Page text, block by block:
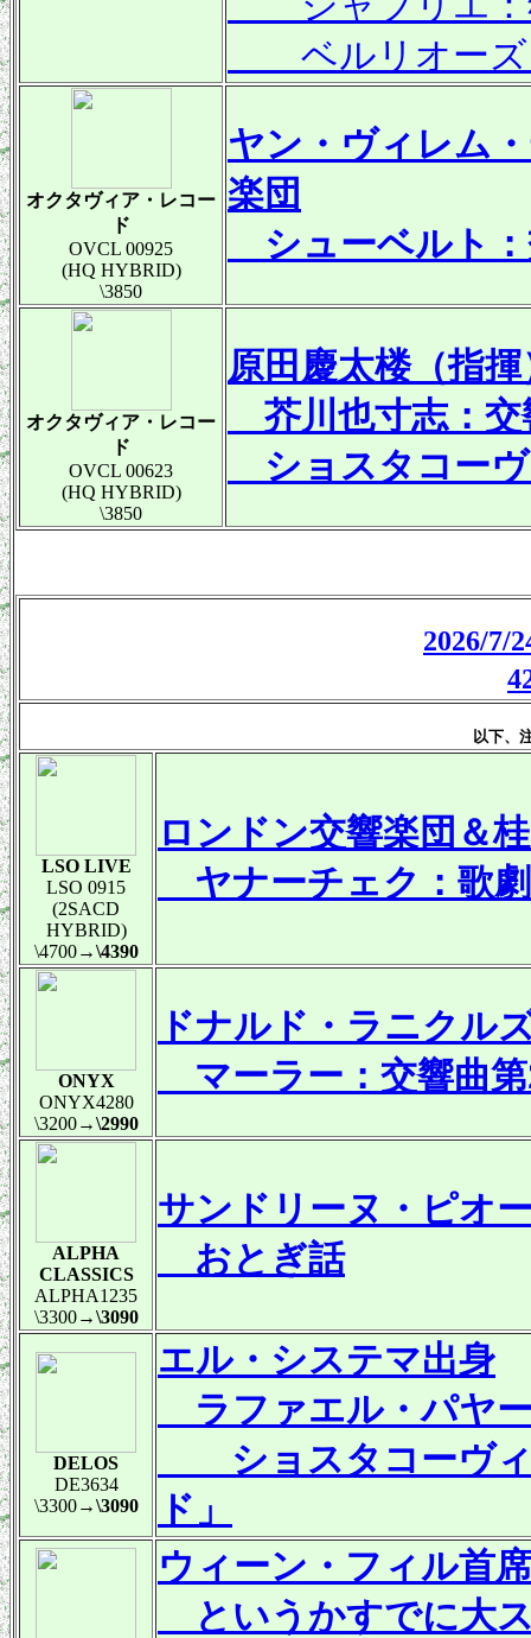
ベルリオーズ
オクタヴィア・レコー
ド
OVCL 00925
(HQ HYBRID)
\3850
ヤン・ヴィレム
楽団
シューベルト：
オクタヴィア・レコー
ド
OVCL 00623
(HQ HYBRID)
\3850
原田慶太楼（指
芥川也寸志：交
ショスタコーヴ
2026/7/
以下、
LSO LIVE
LSO 0915
(2SACD
HYBRID)
\4700→\4390
ロンドン交響楽団＆
ヤナーチェク：歌
ONYX
ONYX4280
\3200→\2990
ドナルド・ラニクル
マーラー：交響曲
ALPHA
CLASSICS
ALPHA1235
\3300→\3090
サンドリーヌ・ピオ
おとぎ話
DELOS
DE3634
\3300→\3090
エル・システマ出身
ラファエル・パヤ
ショスタコーヴィ
ド」
ウィーン・フィル首
というかすでに大